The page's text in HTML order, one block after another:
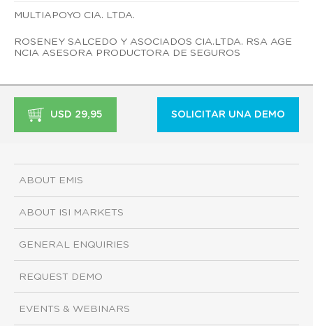
MULTIAPOYO CIA. LTDA.
ROSENEY SALCEDO Y ASOCIADOS CIA.LTDA. RSA AGE
NCIA ASESORA PRODUCTORA DE SEGUROS
USD 29,95 SOLICITAR UNA DEMO
ABOUT EMIS
ABOUT ISI MARKETS
GENERAL ENQUIRIES
REQUEST DEMO
EVENTS & WEBINARS